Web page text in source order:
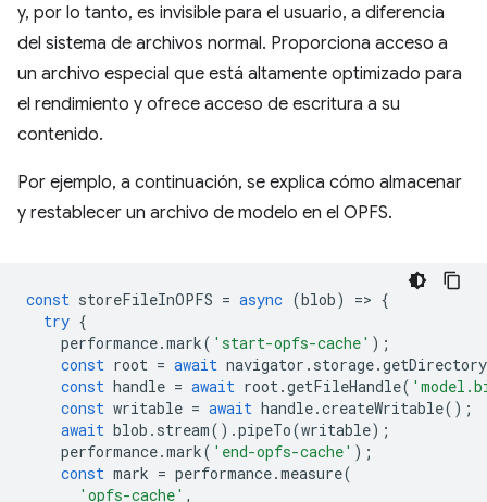
y, por lo tanto, es invisible para el usuario, a diferencia
del sistema de archivos normal. Proporciona acceso a
un archivo especial que está altamente optimizado para
el rendimiento y ofrece acceso de escritura a su
contenido.
Por ejemplo, a continuación, se explica cómo almacenar
y restablecer un archivo de modelo en el OPFS.
const storeFileInOPFS = async (blob) => {
try {
performance.mark( 'start-opfs-cache' );
const root = await navigator . storage.getDirectory
const handle = await root.getFileHandle(
const writable = await handle.createWritable();
await blob . stream().pipeTo(writable);
performance.mark( 'end-opfs-cache' );
const mark = performance.measure(
'opfs-cache' ,